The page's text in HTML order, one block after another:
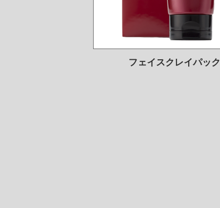
フェイスクレイパック